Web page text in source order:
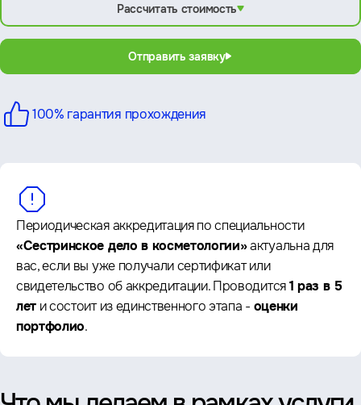
Рассчитать стоимость
Отправить заявку
100% гарантия прохождения
Периодическая аккредитация по специальности
«Сестринское дело в косметологии»актуальна для
вас, если вы уже получали сертификат или
свидетельство об аккредитации. Проводится1 раз в 5
лет и состоит из единственного этапа - оценки
портфолио.